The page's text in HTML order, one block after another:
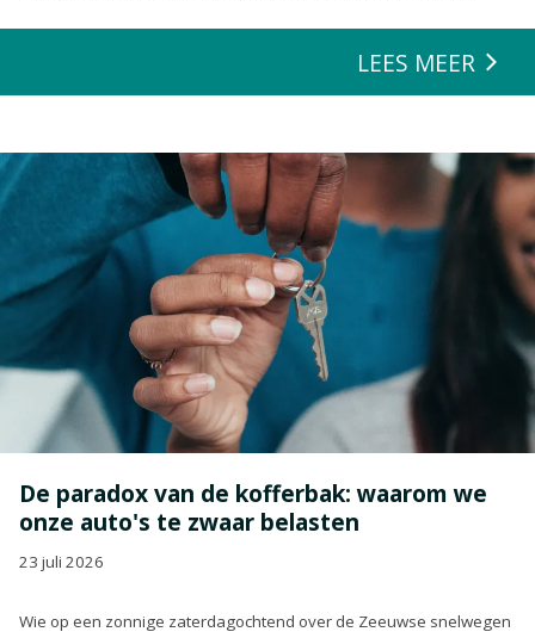
LEES MEER
De paradox van de kofferbak: waarom we
onze auto's te zwaar belasten
23 juli 2026
Wie op een zonnige zaterdagochtend over de Zeeuwse snelwegen